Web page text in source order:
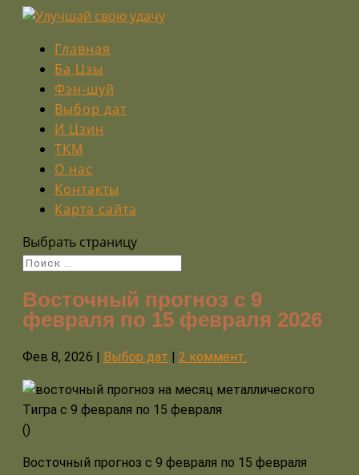
Главная
Ба Цзы
Фэн-шуй
Выбор дат
И Цзин
ТКМ
О нас
Контакты
Карта сайта
Выбрать страницу
Восточный прогноз с 9
февраля по 15 февраля 2026
Фев 8, 2026 Выбор дат 2 коммент.
()
Восточный прогноз с 9 февраля по 15 февраля